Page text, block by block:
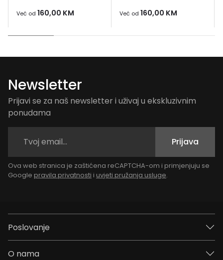
Već od 160,00 KM Već od 160,00 KM
Newsletter
Prijavi se za naš newsletter i uživaj u ekskluzivnim
ponudama
Prijava
Ova web stranica je zaštićena reCAPTCHA-om i primjenjuju se
Google pravila privatnosti i uvjeti pružanja usluge.
Poslovanje
O nama